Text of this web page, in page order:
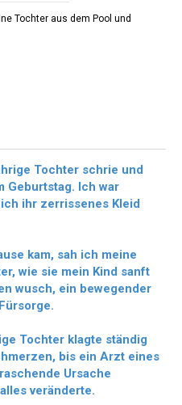
Tochter aus dem Pool und
Tochter schrie und
Geburtstag. Ich war
ihr zerrissenes Kleid
kam, sah ich meine
wie sie mein Kind sanft
wusch, ein bewegender
Tochter klagte ständig
bis ein Arzt eines
Ursache
veränderte.